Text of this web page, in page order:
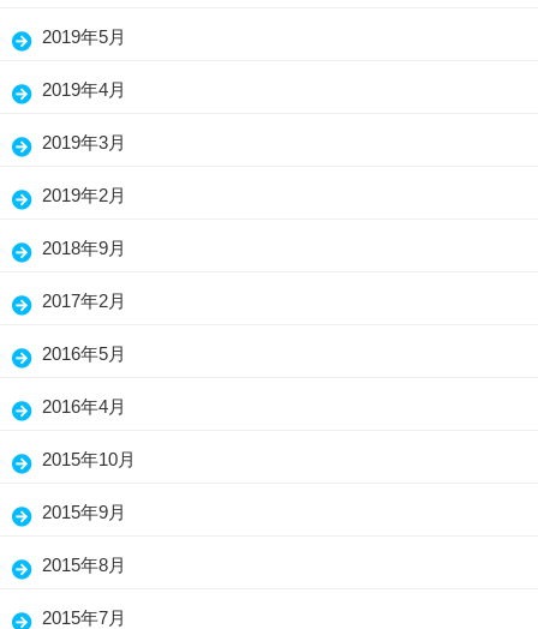
2019年5月
2019年4月
2019年3月
2019年2月
2018年9月
2017年2月
2016年5月
2016年4月
2015年10月
2015年9月
2015年8月
2015年7月